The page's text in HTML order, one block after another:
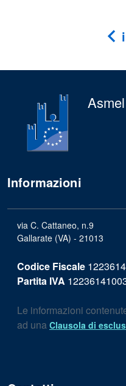
Informazioni
via C. Cattaneo, n.9
Gallarate (VA) - 21013
Codice Fiscale
Partita IVA
Le informazioni
ad una Clausola di